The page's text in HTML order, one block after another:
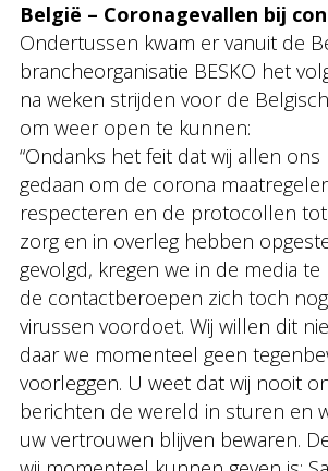
België – Coronagevallen bij
Ondertussen kwam er vanuit de
brancheorganisatie BESKO het
na weken strijden voor de
om weer open te kunnen:
“Ondanks het feit dat wij allen
gedaan om de corona
respecteren en de protocollen
zorg en in overleg hebben
gevolgd, kregen we in de media
de contactberoepen zich toch
virussen voordoet. Wij willen dit
daar we momenteel geen
voorleggen. U weet dat wij nooit
berichten de wereld in sturen en
uw vertrouwen blijven bewaren.